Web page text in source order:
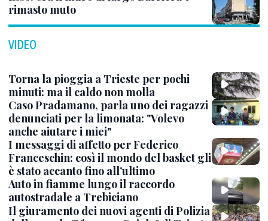
rimasto muto
VIDEO
Torna la pioggia a Trieste per pochi
minuti: ma il caldo non molla
Caso Pradamano, parla uno dei ragazzi
denunciati per la limonata: "Volevo
anche aiutare i miei"
I messaggi di affetto per Federico
Franceschin: così il mondo del basket gli
è stato accanto fino all’ultimo
Auto in fiamme lungo il raccordo
autostradale a Trebiciano
Il giuramento dei nuovi agenti di Polizia